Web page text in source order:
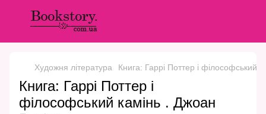
Художня література Книга: Гаррі Поттер і філософський
Книга: Гаррі Поттер і
філософський камінь . Джоан